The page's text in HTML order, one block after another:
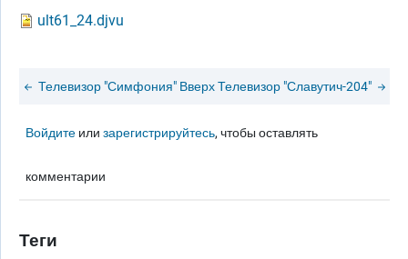
ult61_24.djvu
Телевизор "Симфония" Вверх Телевизор "Славутич-204"
Войдите илизарегистрируйтесь, чтобы оставлять
комментарии
Теги